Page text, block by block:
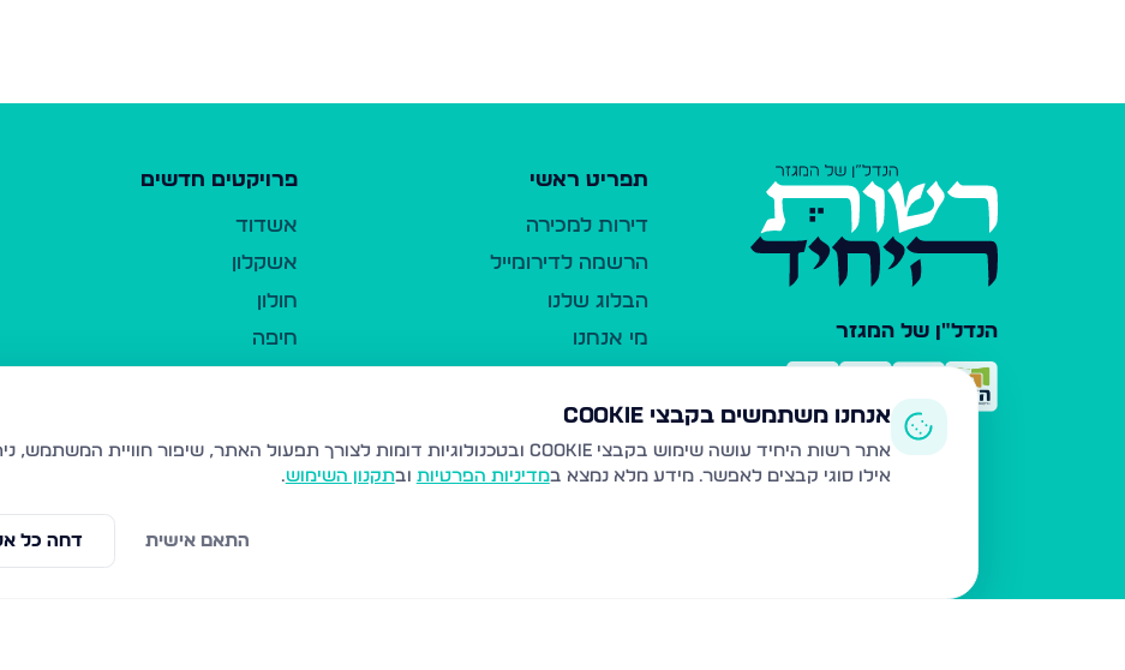
הנדל"ן של המגזר
תפריט ראשי
דירות למכירה
הרשמה לדירומייל
הבלוג שלנו
מי אנחנו
כלי עזר
פרסום ברשות היחיד
משרדי תיווך
פרויקטים חדשים
אשדוד
אשקלון
חולון
חיפה
נהריה
עמנואל
אנחנו משתמשים בקבצי Cookie
אתר רשות היחיד עושה שימוש בקבצי Cookie ובטכנולוגיות דומות לצורך תפעול האתר, שיפור חוויית המשתמש, ניתוח שימוש ושיווק מותאם.
אילו סוגי קבצים לאפשר. מידע מלא נמצא במדיניות הפרטיות ובתקנון השימוש.
דחה כל התאם אישית